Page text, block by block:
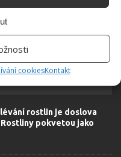
cookiesKontakt
rostlin je doslova
pokvetou jako